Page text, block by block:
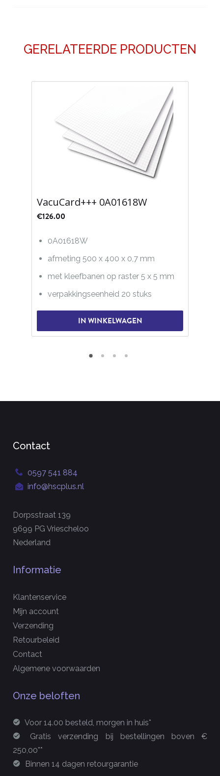
GERELATEERDE PRODUCTEN
VacuCard+++ 0A01618W
€126.00
0A01618W
afmeting 500 x 400 x 0,7 mm
met kleefbanen op raster 5 x 5 mm
verpakkingseenheid 20 stuks
IN WINKELWAGEN
Contact
0597 541 884
info@hscplus.nl
Dorpsstraat 139
9699 PG Vriescheloo
Nederland
Informatie
Klantenservice
Mijn account
Verzending
Retourbeleid
Contact
Algemene voorwaarden
Onze beloften
Voor 14.00 besteld, morgen in huis*
Gratis verzending bij bestellingen boven €
250,00**
Binnen 14 dagen retourgarantie